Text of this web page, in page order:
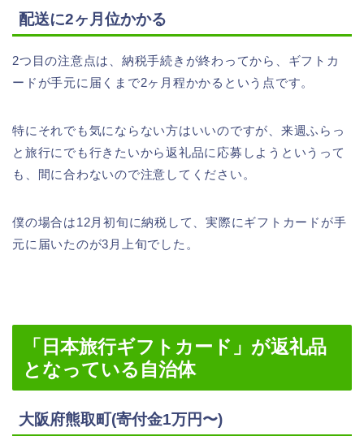
配送に2ヶ月位かかる
2つ目の注意点は、納税手続きが終わってから、ギフトカ
ードが手元に届くまで2ヶ月程かかるという点です。
特にそれでも気にならない方はいいのですが、来週ふらっ
と旅行にでも行きたいから返礼品に応募しようというって
も、間に合わないので注意してください。
僕の場合は12月初旬に納税して、実際にギフトカードが手
元に届いたのが3月上旬でした。
「日本旅行ギフトカード」が返礼品
となっている自治体
大阪府熊取町(寄付金1万円〜)